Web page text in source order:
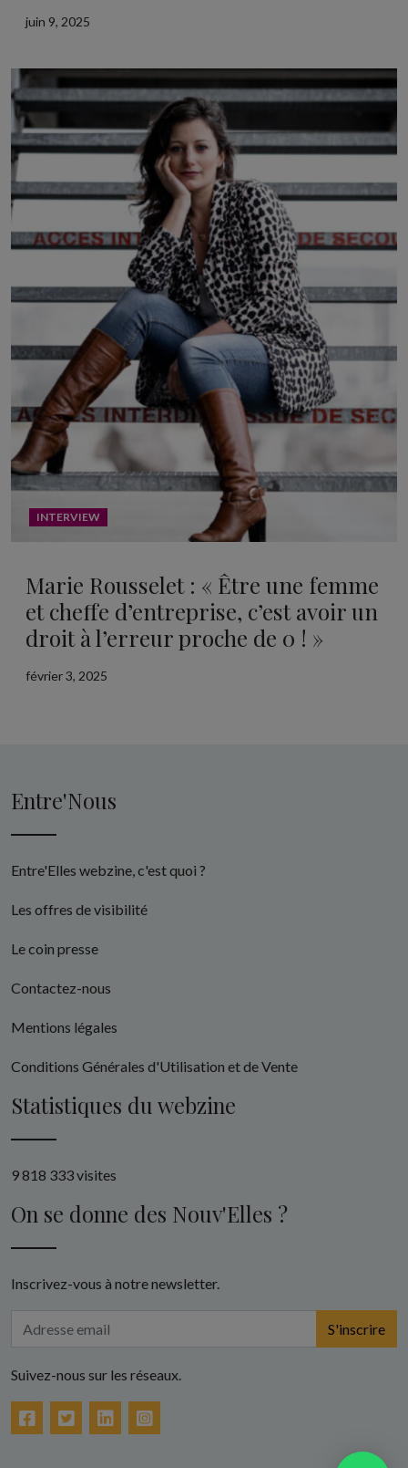
juin 9, 2025
INTERVIEW
Marie Rousselet : « Être une femme
et cheffe d’entreprise, c’est avoir un
droit à l’erreur proche de 0 ! »
février 3, 2025
Entre'Nous
Entre'Elles webzine, c'est quoi ?
Les offres de visibilité
Le coin presse
Contactez-nous
Mentions légales
Conditions Générales d'Utilisation et de Vente
Statistiques du webzine
9 818 333 visites
On se donne des Nouv'Elles ?
Inscrivez-vous à notre newsletter.
S'inscrire
Suivez-nous sur les réseaux.
FacebookTwitterLinkedIn